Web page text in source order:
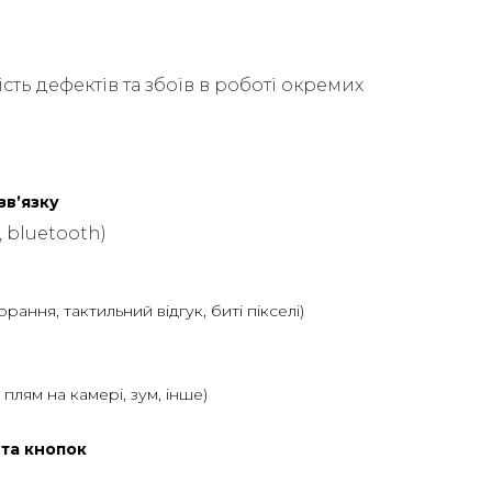
дефектів та збоїв в роботі окремих
bluetooth)
тактильний відгук, биті пікселі)
плям на камері, зум, інше)
кнопок